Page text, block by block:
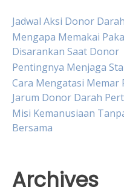
Jadwal Aksi Donor
Mengapa Memakai
Disarankan Saat Donor
Pentingnya Menjaga
Cara Mengatasi Memar
Jarum Donor Darah
Misi Kemanusiaan
Bersama
Archives